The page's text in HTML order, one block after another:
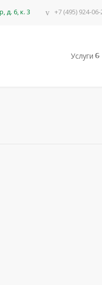
д. 6, к. 3 +7 (495) 924-
Услуги